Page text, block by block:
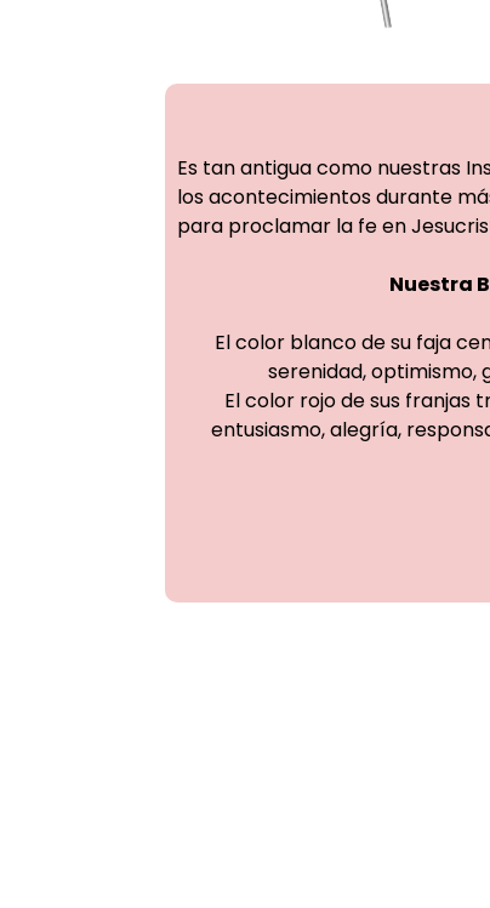
Es tan antigua como nuestras
los acontecimientos durante
para proclamar la fe en
Nuestra
El color blanco de su faja
serenidad, optimismo,
El color rojo de sus franjas
entusiasmo, alegría,